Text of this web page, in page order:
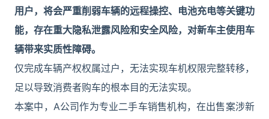
用户，将会严重削弱车辆的远程操控、电池充电等关键功
能，存在重大隐私泄露风险和安全风险，对新车主使用车
辆带来实质性障碍。
仅完成车辆产权权属过户，无法实现车机权限完整转移，
足以导致消费者购车的根本目的无法实现。
本案中，A公司作为专业二手车销售机构，在出售案涉新